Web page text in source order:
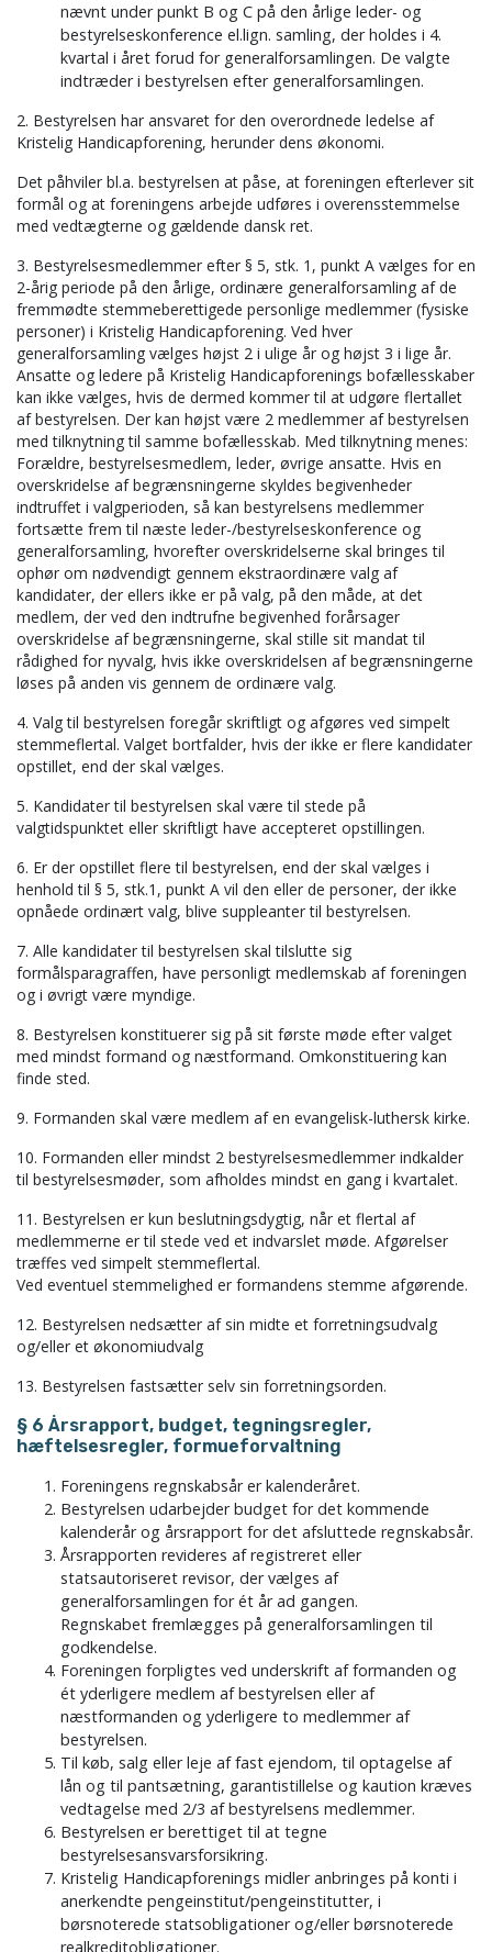
nævnt under punkt B og C på den årlige leder- og
bestyrelseskonference el.lign. samling, der holdes i 4.
kvartal i året forud for generalforsamlingen. De valgte
indtræder i bestyrelsen efter generalforsamlingen.
2. Bestyrelsen har ansvaret for den overordnede ledelse af
Kristelig Handicapforening, herunder dens økonomi.
Det påhviler bl.a. bestyrelsen at påse, at foreningen efterlever sit
formål og at foreningens arbejde udføres i overensstemmelse
med vedtægterne og gældende dansk ret.
3. Bestyrelsesmedlemmer efter § 5, stk. 1, punkt A vælges for en
2-årig periode på den årlige, ordinære generalforsamling af de
fremmødte stemmeberettigede personlige medlemmer (fysiske
personer) i Kristelig Handicapforening. Ved hver
generalforsamling vælges højst 2 i ulige år og højst 3 i lige år.
Ansatte og ledere på Kristelig Handicapforenings bofællesskaber
kan ikke vælges, hvis de dermed kommer til at udgøre flertallet
af bestyrelsen. Der kan højst være 2 medlemmer af bestyrelsen
med tilknytning til samme bofællesskab. Med tilknytning menes:
Forældre, bestyrelsesmedlem, leder, øvrige ansatte. Hvis en
overskridelse af begrænsningerne skyldes begivenheder
indtruffet i valgperioden, så kan bestyrelsens medlemmer
fortsætte frem til næste leder-/bestyrelseskonference og
generalforsamling, hvorefter overskridelserne skal bringes til
ophør om nødvendigt gennem ekstraordinære valg af
kandidater, der ellers ikke er på valg, på den måde, at det
medlem, der ved den indtrufne begivenhed forårsager
overskridelse af begrænsningerne, skal stille sit mandat til
rådighed for nyvalg, hvis ikke overskridelsen af begrænsningerne
løses på anden vis gennem de ordinære valg.
4. Valg til bestyrelsen foregår skriftligt og afgøres ved simpelt
stemmeflertal. Valget bortfalder, hvis der ikke er flere kandidater
opstillet, end der skal vælges.
5. Kandidater til bestyrelsen skal være til stede på
valgtidspunktet eller skriftligt have accepteret opstillingen.
6. Er der opstillet flere til bestyrelsen, end der skal vælges i
henhold til § 5, stk.1, punkt A vil den eller de personer, der ikke
opnåede ordinært valg, blive suppleanter til bestyrelsen.
7. Alle kandidater til bestyrelsen skal tilslutte sig
formålsparagraffen, have personligt medlemskab af foreningen
og i øvrigt være myndige.
8. Bestyrelsen konstituerer sig på sit første møde efter valget
med mindst formand og næstformand. Omkonstituering kan
finde sted.
9. Formanden skal være medlem af en evangelisk-luthersk kirke.
10. Formanden eller mindst 2 bestyrelsesmedlemmer indkalder
til bestyrelsesmøder, som afholdes mindst en gang i kvartalet.
11. Bestyrelsen er kun beslutningsdygtig, når et flertal af
medlemmerne er til stede ved et indvarslet møde. Afgørelser
træffes ved simpelt stemmeflertal.
Ved eventuel stemmelighed er formandens stemme afgørende.
12. Bestyrelsen nedsætter af sin midte et forretningsudvalg
og/eller et økonomiudvalg
13. Bestyrelsen fastsætter selv sin forretningsorden.
§ 6 Årsrapport, budget, tegningsregler,
hæftelsesregler, formueforvaltning
Foreningens regnskabsår er kalenderåret.
Bestyrelsen udarbejder budget for det kommende
kalenderår og årsrapport for det afsluttede regnskabsår.
Årsrapporten revideres af registreret eller
statsautoriseret revisor, der vælges af
generalforsamlingen for ét år ad gangen.
Regnskabet fremlægges på generalforsamlingen til
godkendelse.
Foreningen forpligtes ved underskrift af formanden og
ét yderligere medlem af bestyrelsen eller af
næstformanden og yderligere to medlemmer af
bestyrelsen.
Til køb, salg eller leje af fast ejendom, til optagelse af
lån og til pantsætning, garantistillelse og kaution kræves
vedtagelse med 2/3 af bestyrelsens medlemmer.
Bestyrelsen er berettiget til at tegne
bestyrelsesansvarsforsikring.
Kristelig Handicapforenings midler anbringes på konti i
anerkendte pengeinstitut/pengeinstitutter, i
børsnoterede statsobligationer og/eller børsnoterede
realkreditobligationer.